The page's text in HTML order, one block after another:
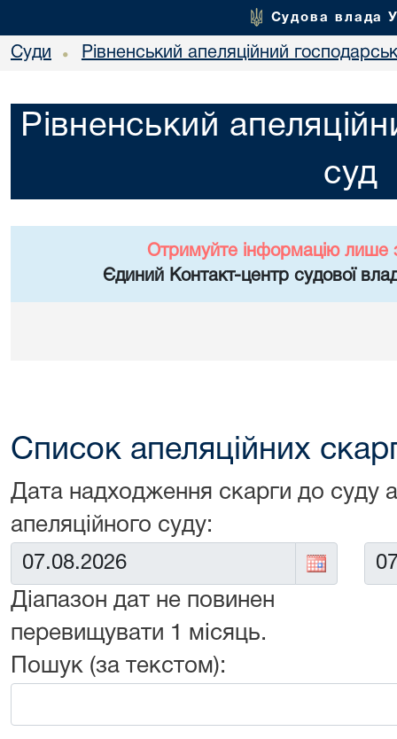
Судова влада
Суди • Рівненський апеляційний
Рівненський
суд
Отримуйте інформацію лише
Єдиний Контакт-центр судової
Список апеляційних
Дата надходження скарги до суду
апеляційного суду:
Від:
Діапазон дат не повинен
перевищувати 1 місяць.
До:
Пошук (за текстом):